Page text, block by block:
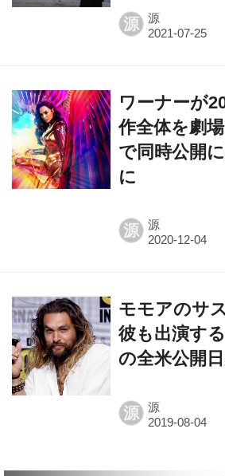
源 源
ワーナーが
作全体を劇
で同時公開
に
源 源
モモアのサ
彼も出演す
の全米公開
源 源